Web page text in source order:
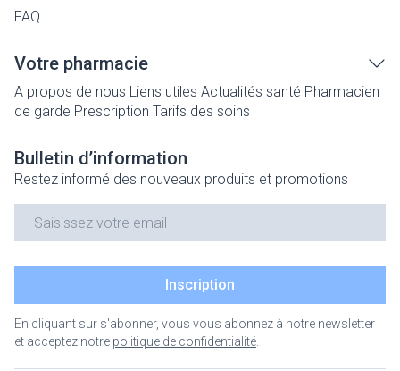
FAQ
Votre pharmacie
A propos de nous Liens utiles Actualités santé Pharmacien
de garde Prescription Tarifs des soins
Bulletin d’information
Restez informé des nouveaux produits et promotions
Inscription
En cliquant sur s'abonner, vous vous abonnez à notre newsletter
et acceptez notre politique de confidentialité